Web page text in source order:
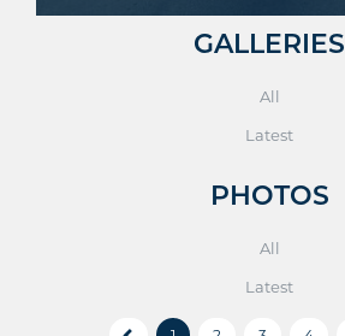
GALLERIES
All
Latest
PHOTOS
All
Latest